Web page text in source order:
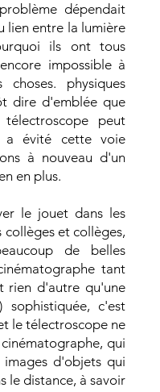
dépendait
lien entre la lumière
ils ont tous
impossible à
physiques
dire d'emblée que
peut
a évité cette voie
à nouveau d'un
en plus.
le jouet dans les
collèges et collèges,
de belles
tant
rien d'autre qu'une
sophistiquée, c'est
le télectroscope ne
qui
d'objets qui
le distance, à savoir